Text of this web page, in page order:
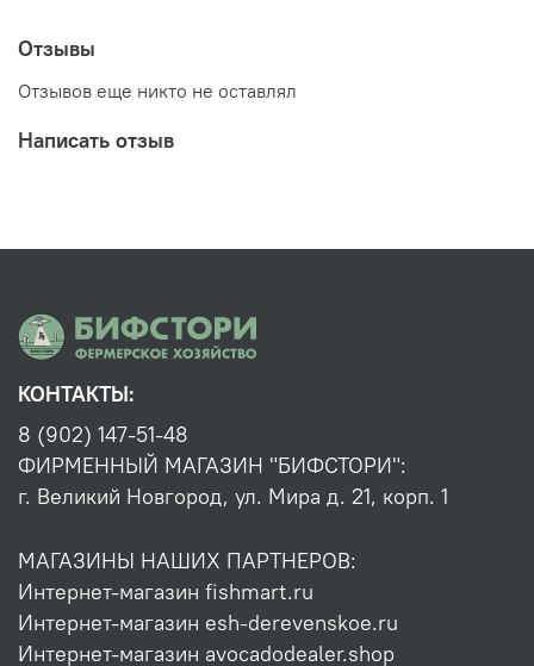
Отзывы
Отзывов еще никто не оставлял
Написать отзыв
КОНТАКТЫ:
8 (902) 147-51-48
ФИРМЕННЫЙ МАГАЗИН "БИФСТОРИ":
г. Великий Новгород, ул. Мира д. 21, корп. 1
МАГАЗИНЫ НАШИХ ПАРТНЕРОВ:
Интернет-магазин fishmart.ru
Интернет-магазин esh-derevenskoe.ru
Интернет-магазин avocadodealer.shop